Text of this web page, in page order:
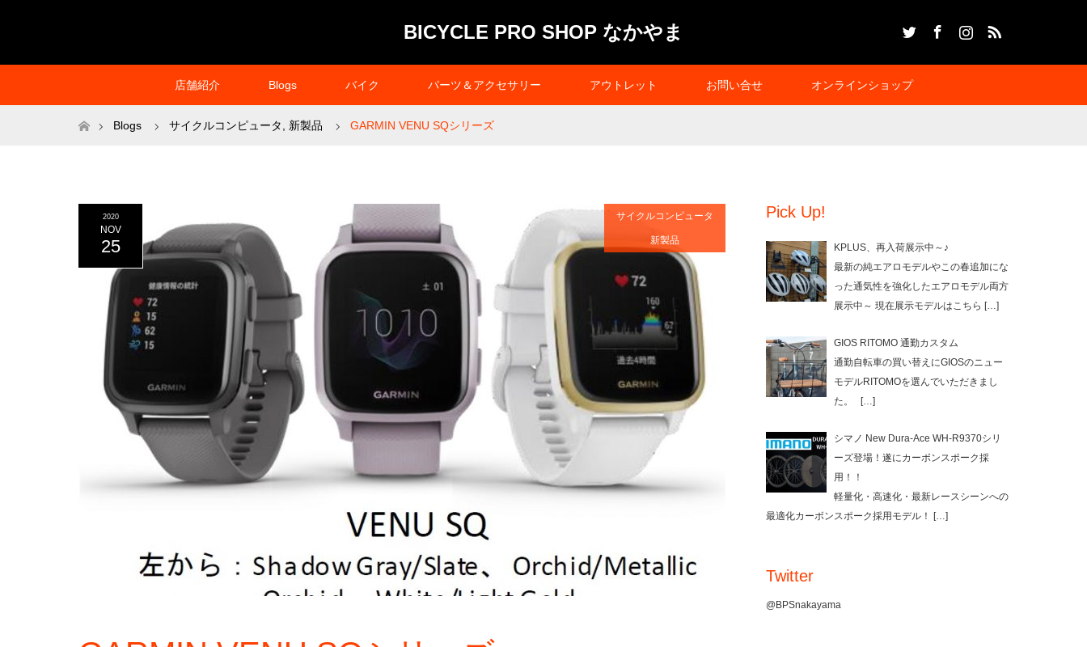
BICYCLE PRO SHOP なかやま
店舗紹介 Blogs バイク パーツ＆アクセサリー アウトレット お問い合せ オンラインショップ
ホームBlogs サイクルコンピュータ 新製品 GARMIN VENU SQシリーズ
2020
NOV
25
サイクルコンピュータ
新製品
Pick Up!
KPLUS、再入荷展示中～♪
最新の純エアロモデルやこの春追加にな
った通気性を強化したエアロモデル両方
展示中～ 現在展示モデルはこちら […]
GIOS RITOMO 通勤カスタム
通勤自転車の買い替えにGIOSのニュー
モデルRITOMOを選んでいただきまし
た。
[…]
シマノ New Dura-Ace WH-R9370シリ
ーズ登場！遂にカーボンスポーク採
用！！
軽量化・高速化・最新レースシーンへの
最適化カーボンスポーク採用モデル！
[…]
Twitter
@BPSnakayama